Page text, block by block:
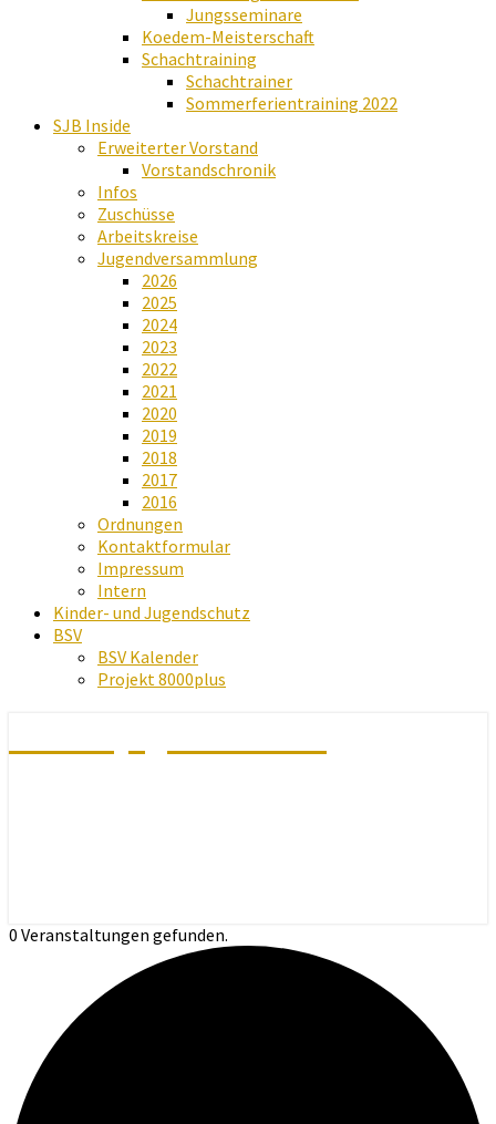
Jungsseminare
Koedem-Meisterschaft
Schachtraining
Schachtrainer
Sommerferientraining 2022
SJB Inside
Erweiterter Vorstand
Vorstandschronik
Infos
Zuschüsse
Arbeitskreise
Jugendversammlung
2026
2025
2024
2023
2022
2021
2020
2019
2018
2017
2016
Ordnungen
Kontaktformular
Impressum
Intern
Kinder- und Jugendschutz
BSV
BSV Kalender
Projekt 8000plus
0 Veranstaltungen gefunden.